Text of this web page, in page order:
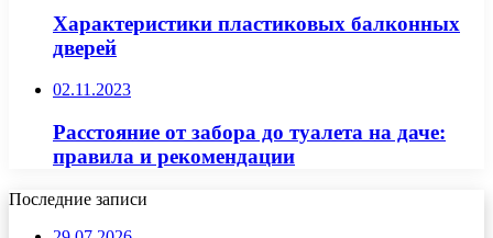
Характеристики пластиковых балконных
дверей
02.11.2023
Расстояние от забора до туалета на даче:
правила и рекомендации
Последние записи